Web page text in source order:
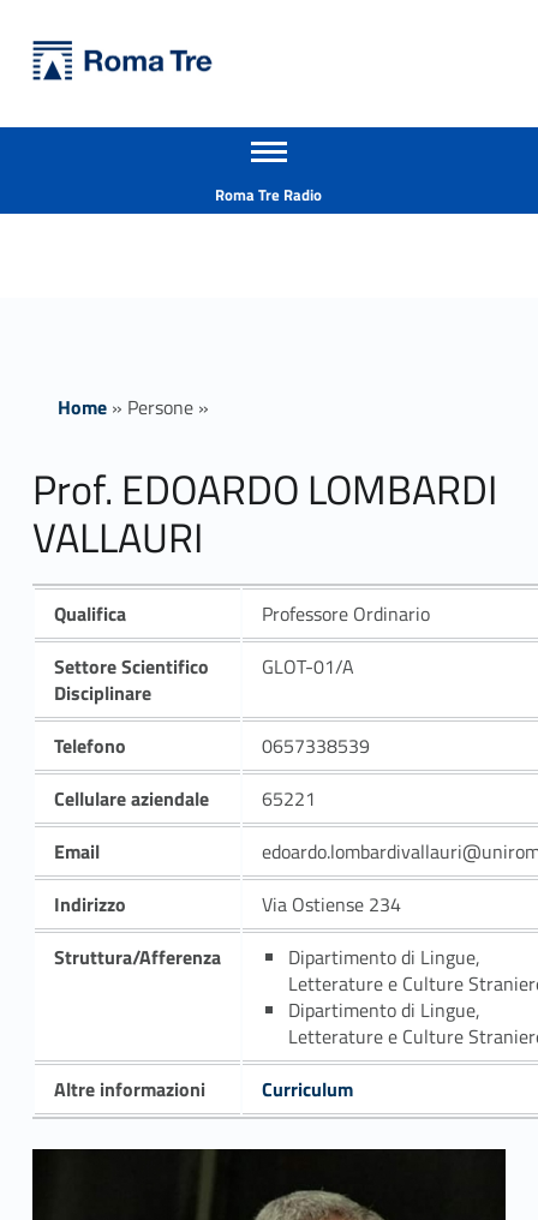
Prof. EDOARDO LOMBARDI VALLAURI ricerca - Università Roma Tre
Apri il menu secondario
Roma Tre Radio
Home» Persone»
Prof. EDOARDO LOMBARDI
VALLAURI
Qualifica
Professore Ordinario
Settore Scientifico
Disciplinare
GLOT-01/A
Telefono
0657338539
Cellulare aziendale
65221
Email
Indirizzo
Via Ostiense 234
Struttura/Afferenza
Dipartimento di Lingue,
Letterature e Culture
Dipartimento di Lingue,
Letterature e Culture
Altre informazioni
Curriculum